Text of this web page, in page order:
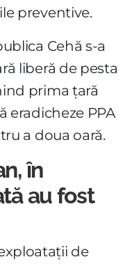
preventive.
Cehă s-a
liberă de pesta
prima țară
eradicheze PPA
a doua oară.
în
au fost
de